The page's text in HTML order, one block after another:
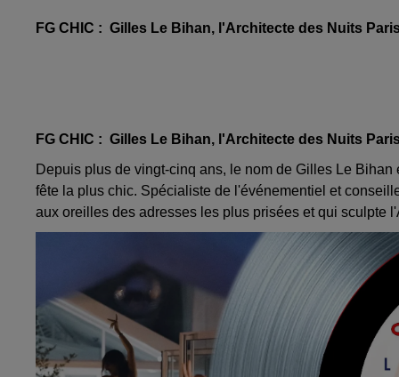
FG CHIC : Gilles Le Bihan, l'Architecte des Nuits
FG CHIC : Gilles Le Bihan, l'Architecte des Nuits
Depuis plus de vingt-cinq ans, le nom de Gilles Le
fête la plus chic. Spécialiste de l'événementiel et
aux oreilles des adresses les plus prisées et qui sculpte